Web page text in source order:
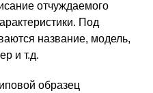
отчуждаемого
Под
название, модель,
и т.д.
образец